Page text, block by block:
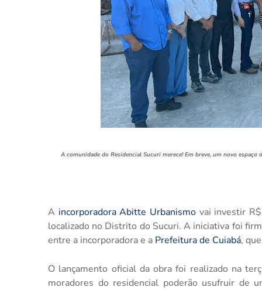
A comunidade do Residencial Sucuri merece! Em breve, um novo
A incorporadora Abitte Urbanismovai investir R$
localizado no Distrito do Sucuri. A iniciativa foi
entre a incorporadora e a Prefeitura de Cuiabá,
O lançamento oficial da obra foi realizado na
moradores do residencial poderão usufruir de